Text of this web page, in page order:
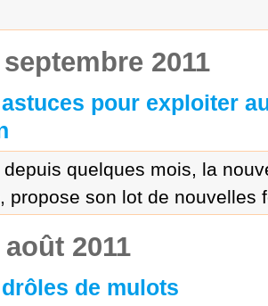
2011
pour exploiter
quelques mois, la
propose son lot de nouvelles
2011
de mulots